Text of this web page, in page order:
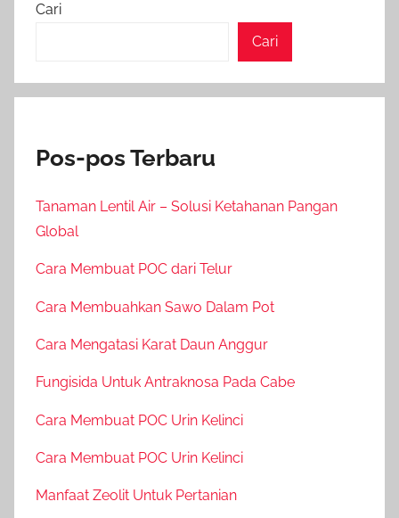
Cari
Cari
Pos-pos Terbaru
Tanaman Lentil Air – Solusi Ketahanan Pangan
Global
Cara Membuat POC dari Telur
Cara Membuahkan Sawo Dalam Pot
Cara Mengatasi Karat Daun Anggur
Fungisida Untuk Antraknosa Pada Cabe
Cara Membuat POC Urin Kelinci
Cara Membuat POC Urin Kelinci
Manfaat Zeolit Untuk Pertanian